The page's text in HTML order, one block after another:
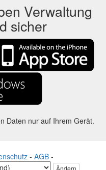
Verwaltung
sicher
Daten nur auf Ihrem Gerät.
- AGB -